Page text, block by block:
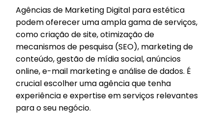
Agências de Marketing Digital para estética
podem oferecer uma ampla gama de serviços,
como criação de site, otimização de
mecanismos de pesquisa (SEO), marketing de
conteúdo, gestão de mídia social, anúncios
online, e-mail marketing e análise de dados. É
crucial escolher uma agência que tenha
experiência e expertise em serviços relevantes
para o seu negócio.